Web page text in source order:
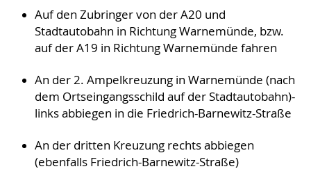
Auf den Zubringer von der A20 und
Stadtautobahn in Richtung Warnemünde, bzw.
auf der A19 in Richtung Warnemünde fahren
An der 2. Ampelkreuzung in Warnemünde (nach
dem Ortseingangsschild auf der Stadtautobahn)-
links abbiegen in die Friedrich-Barnewitz-Straße
An der dritten Kreuzung rechts abbiegen
(ebenfalls Friedrich-Barnewitz-Straße)